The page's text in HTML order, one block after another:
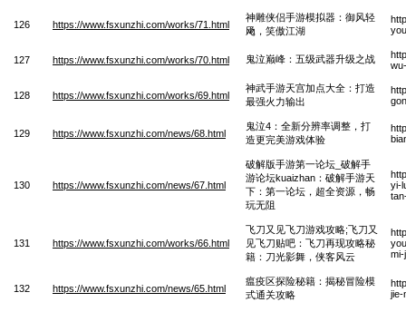
126 https://www.fsxunzhi.com/works/71.html
神雕侠侣手游模拟器：御风轻
飏，笑傲江湖
127 https://www.fsxunzhi.com/works/70.html 鬼泣巅峰：五级武器升级之战
128 https://www.fsxunzhi.com/works/69.html
神武手游天宫加点大全：打造
最强火力输出
129 https://www.fsxunzhi.com/news/68.html
鬼泣4：全新分辨率调整，打
造更完美游戏体验
130 https://www.fsxunzhi.com/news/67.html
破解版手游第一论坛_破解手
游论坛kuaizhan：破解手游天
下：第一论坛，超全资源，畅
玩无阻
yi-
131 https://www.fsxunzhi.com/works/66.html
飞刀又见飞刀游戏攻略;飞刀又
见飞刀贴吧：飞刀再现攻略秘
籍：刀光影舞，侠客风云
132 https://www.fsxunzhi.com/news/65.html
瘟疫区探险秘籍：揭秘冒险模
式通关攻略
jie-